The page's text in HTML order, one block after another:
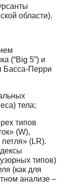
области).
(“Big 5”) и
Басса-Перри
тела;
типов
(W),
(LR).
типов)
(как для
анализе –